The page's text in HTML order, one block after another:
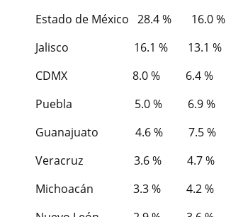
Estado de México 28.4 % 16.0 %
Jalisco 16.1 % 13.1 %
CDMX 8.0 % 6.4 %
Puebla 5.0 % 6.9 %
Guanajuato 4.6 % 7.5 %
Veracruz 3.6 % 4.7 %
Michoacán 3.3 % 4.2 %